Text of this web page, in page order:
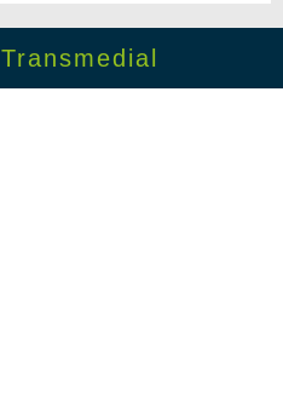
Transmedial